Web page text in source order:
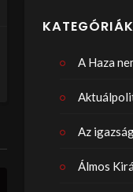
KATEGÓRIÁK
A Haza
Az
Álmos